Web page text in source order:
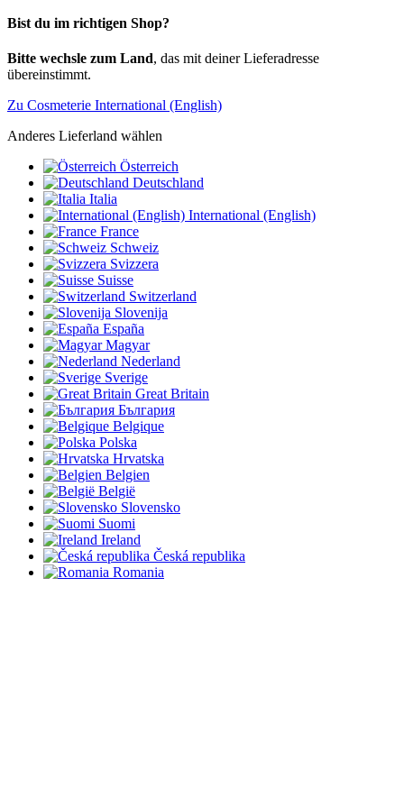
Bist du im richtigen Shop?
Bitte wechsle zum Land, das mit deiner Lieferadresse
übereinstimmt.
Zu Cosmeterie International (English)
Anderes Lieferland wählen
Österreich
Deutschland
Italia
International (English)
France
Schweiz
Svizzera
Suisse
Switzerland
Slovenija
España
Magyar
Nederland
Sverige
Great Britain
България
Belgique
Polska
Hrvatska
Belgien
België
Slovensko
Suomi
Ireland
Česká republika
Romania